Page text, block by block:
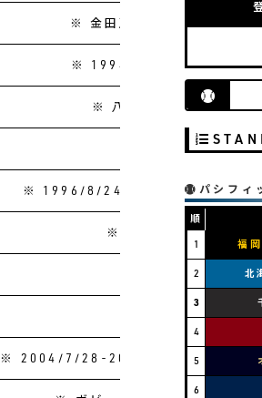
※ 金田正一監督の出場停止
※ 1994/8/2-1994は休養。
※ 八木沢荘六監督の休養
※ 1996/8/24-1996/8/25は病気休
※ 江尻亮監督の休養に
※ 2004/7/28-2004/7/30は帰国によ
パシフィ
順
1 福
2 北
3
4
5
6